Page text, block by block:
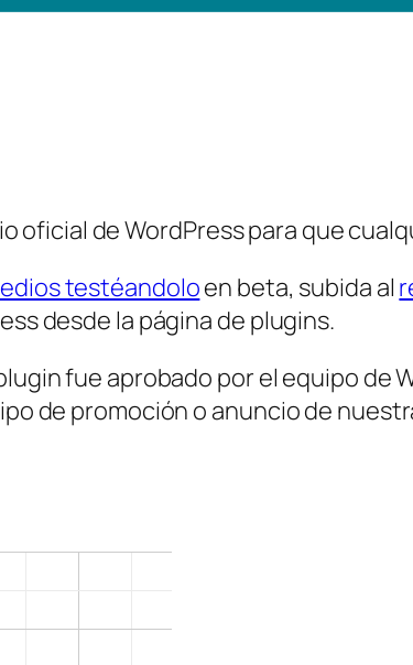
oficial de WordPress para que
testéandoloen beta, subida al
desde la página de plugins.
fue aprobado por el equipo de
de promoción o anuncio de